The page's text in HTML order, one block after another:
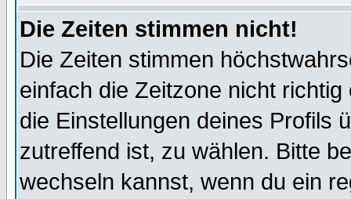
Die Zeiten stimmen nicht!
Die Zeiten stimmen
einfach die Zeitzone nicht
die Einstellungen deines Profils
zutreffend ist, zu wählen. Bitte
wechseln kannst, wenn du ein